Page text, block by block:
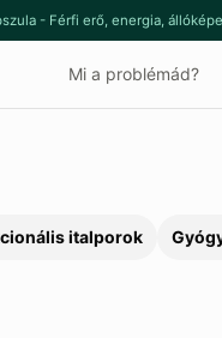
- Férfi erő, energia,
Mi a problémád?
italporok